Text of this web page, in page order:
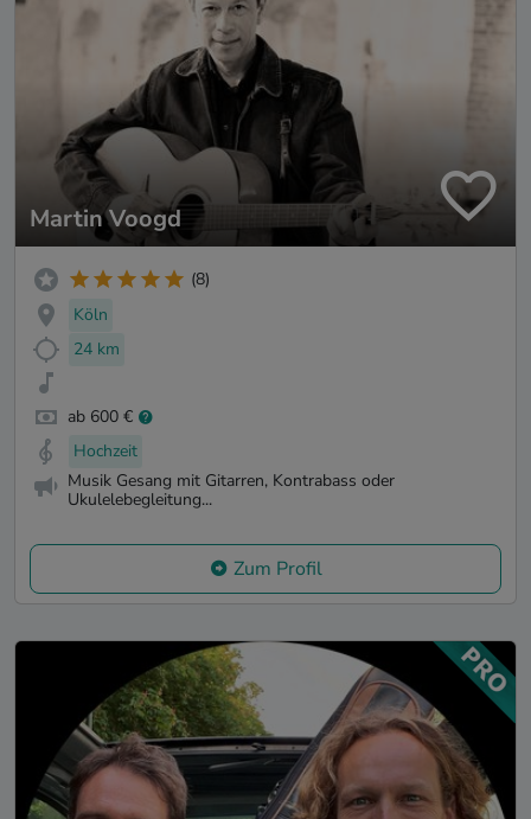
Martin Voogd
(8)
Köln
24 km
ab 600 €
Hochzeit
Musik Gesang mit Gitarren, Kontrabass oder
Ukulelebegleitung...
Zum Profil